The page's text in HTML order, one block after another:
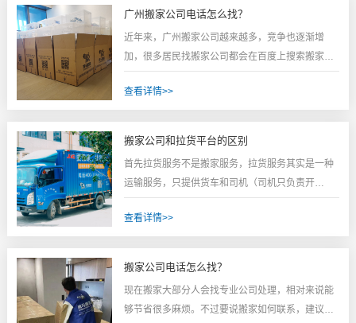
题，琴行和第三方互相扯皮的情况。搬家公司：搬
搬钢琴，那么...
广州搬家公司电话怎么找？
近年来，广州搬家公司越来越多，竞争也逐渐增
加，很多居民找搬家公司都会在百度上搜索搬家公
编为您讲解一些关于找搬家公司的新知识，一定能
到价格便宜，服务好的公司都是能够找到的，先来
越多，竞争...
查看详情>>
搬家公司和拉货平台的区别
首先拉货服务不是搬家服务，拉货服务其实是一种
运输服务，只提供货车和司机（司机只负责开
配置搬运工，像你如果有大件物品，一个人弄不
些。有些人会说，我就选拉货服务，因为便宜，大
看似没有问题，实际上...
查看详情>>
搬家公司电话怎么找？
现在搬家大部分人会找专业公司处理，相对来说能
够节省很多麻烦。不过要说搬家如何联系，建议可